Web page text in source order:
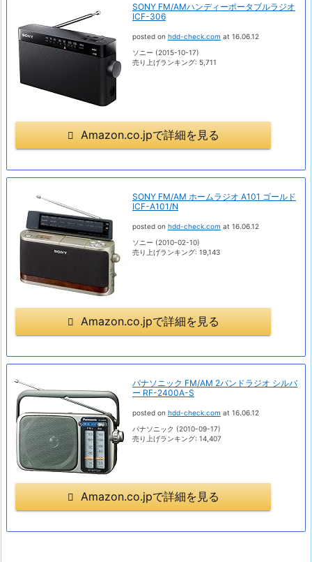
SONY FM/AMハンディーポータブルラジオ
ICF-306
posted on hdd-check.com at 16.06.12
ソニー (2015-10-17)
売り上げランキング: 5,711
Amazon.co.jpで詳細を見る
SONY FM/AM ホームラジオ A101 ゴールド
ICF-A101/N
posted on hdd-check.com at 16.06.12
ソニー (2010-02-10)
売り上げランキング: 19,143
Amazon.co.jpで詳細を見る
パナソニック FM/AM 2バンドラジオ シルバ
ー RF-2400A-S
posted on hdd-check.com at 16.06.12
パナソニック (2010-09-17)
売り上げランキング: 14,407
Amazon.co.jpで詳細を見る